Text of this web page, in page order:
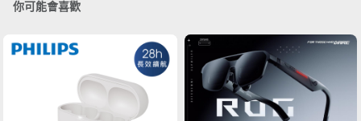
你可能會喜歡